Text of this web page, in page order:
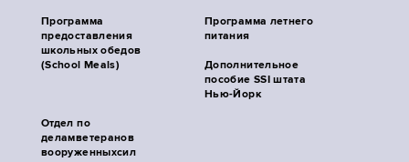
Программа
предоставления
школьных обедов
(School Meals)
Программа летнего
питания
Дополнительное
пособие SSI штата
Нью-Йорк
Отдел по
деламветеранов
вооруженныхсил